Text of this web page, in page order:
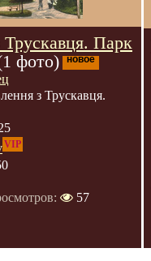
Парк
фото) новое
з Трускавця.
VIP
57